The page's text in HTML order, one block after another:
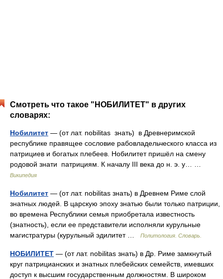
Смотреть что такое "НОБИЛИТЕТ" в других
словарях:
Нобилитет — (от лат. nobilitas знать) в Древнеримской
республике правящее сословие рабовладельческого класса из
патрициев и богатых плебеев. Нобилитет пришёл на смену
родовой знати патрициям. К началу III века до н. э. у… …
Википедия
Нобилитет — (от лат. nobilitas знать) в Древнем Риме слой
знатных людей. В царскую эпоху знатью были только патриции,
во времена Республики семья приобретала известность
(знатность), если ее представители исполняли курульные
магистратуры (курульный эдилитет …
Политология. Словарь.
НОБИЛИТЕТ — (от лат. nobilitas знать) в Др. Риме замкнутый
круг патрицианских и знатных плебейских семейств, имевших
доступ к высшим государственным должностям. В широком